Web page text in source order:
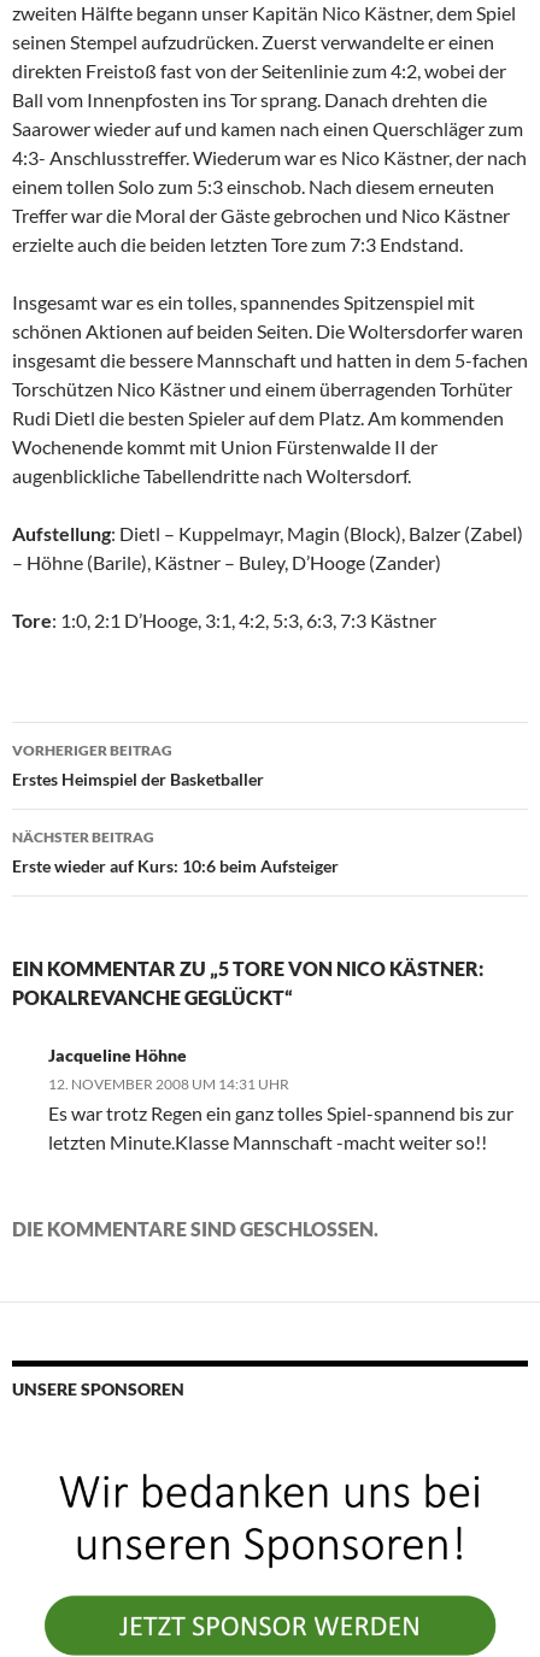
zweiten Hälfte begann unser Kapitän Nico Kästner, dem Spiel
seinen Stempel aufzudrücken. Zuerst verwandelte er einen
direkten Freistoß fast von der Seitenlinie zum 4:2, wobei der
Ball vom Innenpfosten ins Tor sprang. Danach drehten die
Saarower wieder auf und kamen nach einen Querschläger zum
4:3- Anschlusstreffer. Wiederum war es Nico Kästner, der nach
einem tollen Solo zum 5:3 einschob. Nach diesem erneuten
Treffer war die Moral der Gäste gebrochen und Nico Kästner
erzielte auch die beiden letzten Tore zum 7:3 Endstand.
Insgesamt war es ein tolles, spannendes Spitzenspiel mit
schönen Aktionen auf beiden Seiten. Die Woltersdorfer waren
insgesamt die bessere Mannschaft und hatten in dem 5-fachen
Torschützen Nico Kästner und einem überragenden Torhüter
Rudi Dietl die besten Spieler auf dem Platz. Am kommenden
Wochenende kommt mit Union Fürstenwalde II der
augenblickliche Tabellendritte nach Woltersdorf.
Aufstellung: Dietl – Kuppelmayr, Magin (Block), Balzer (Zabel)
– Höhne (Barile), Kästner – Buley, D’Hooge (Zander)
Tore: 1:0, 2:1 D’Hooge, 3:1, 4:2, 5:3, 6:3, 7:3 Kästner
Beitragsnavigation
VORHERIGER BEITRAG
Erstes Heimspiel der Basketballer
NÄCHSTER BEITRAG
Erste wieder auf Kurs: 10:6 beim Aufsteiger
EIN KOMMENTAR ZU „5 TORE VON NICO KÄSTNER:
POKALREVANCHE GEGLÜCKT“
Jacqueline Höhne
12. NOVEMBER 2008 UM 14:31 UHR
Es war trotz Regen ein ganz tolles Spiel-spannend bis zur
letzten Minute.Klasse Mannschaft -macht weiter so!!
DIE KOMMENTARE SIND GESCHLOSSEN.
UNSERE SPONSOREN